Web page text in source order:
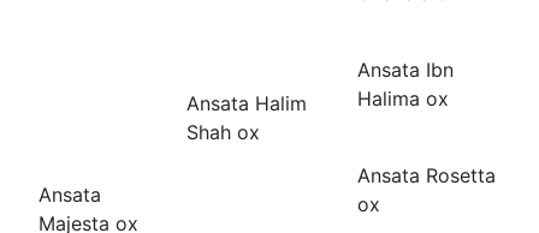
Ansata
Majesta ox
Ansata Halim
Shah ox
Ansata Ibn
Halima ox
Ansata Rosetta
ox